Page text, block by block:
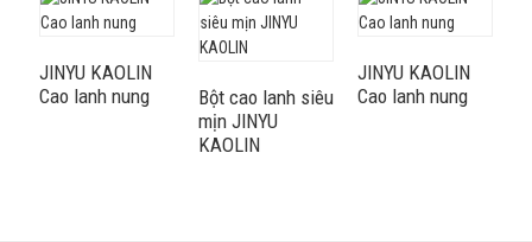
JINYU KAOLIN
Cao lanh nung
Bột cao lanh siêu
mịn JINYU
KAOLIN
JINYU KAOLIN
Cao lanh nung